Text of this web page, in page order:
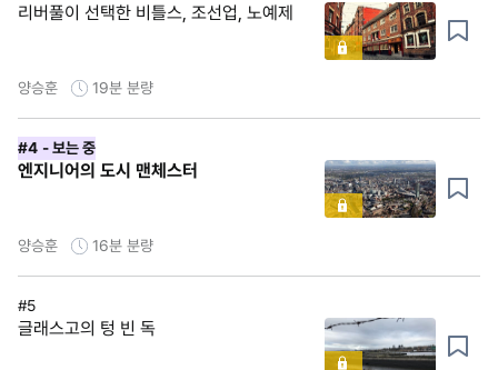
리버풀이 선택한 비틀스, 조선업, 노예제
양승훈 19분 분량
#4 - 보는 중
엔지니어의 도시 맨체스터
양승훈 16분 분량
#5
글래스고의 텅 빈 독